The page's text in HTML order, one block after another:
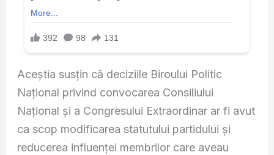
Aceștia susțin că deciziile Biroului Politic
Național privind convocarea Consiliului
Național și a Congresului Extraordinar ar fi avut
ca scop modificarea statutului partidului și
reducerea influenței membrilor care aveau